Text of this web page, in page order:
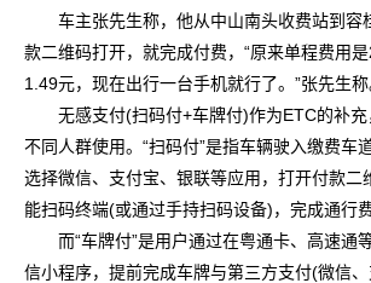
车主张先生称，他从中山南头收费站到容
款二维码打开，就完成付费，“原来单程费用
1.49元，现在出行一台手机就行了。”张先生称
无感支付(扫码付+车牌付)作为ETC的补充
不同人群使用。“扫码付”是指车辆驶入缴费车
选择微信、支付宝、银联等应用，打开付款二
能扫码终端(或通过手持扫码设备)，完成通行
而“车牌付”是用户通过在粤通卡、高速通
信小程序，提前完成车牌与第三方支付(微信